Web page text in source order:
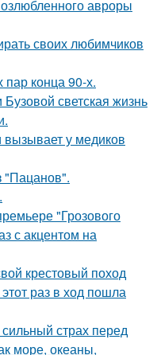
авроры
своих любимчиков
конца 90-х.
светская жизнь
у медиков
"Пацанов".
"Грозового
с акцентом на
крестовый поход
раз в ход пошла
страх перед
море, океаны,